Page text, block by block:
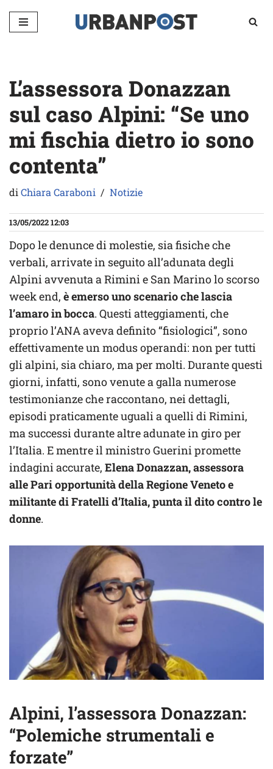
Vai
L’assessora Donazzan
sul caso Alpini: “Se uno
mi fischia dietro io sono
contenta”
diChiara Caraboni Notizie
13/05/2022 12:03
Dopo le denunce di molestie, sia fisiche che
verbali, arrivate in seguito all’adunata degli
Alpini avvenuta a Rimini e San Marino lo scorso
week end, è emerso uno scenario che lascia
l’amaro in bocca. Questi atteggiamenti, che
proprio l’ANA aveva definito “fisiologici”, sono
effettivamente un modus operandi: non per tutti
gli alpini, sia chiaro, ma per molti. Durante questi
giorni, infatti, sono venute a galla numerose
testimonianze che raccontano, nei dettagli,
episodi praticamente uguali a quelli di Rimini,
ma successi durante altre adunate in giro per
l’Italia. E mentre il ministro Guerini promette
indagini accurate, Elena Donazzan, assessora
alle Pari opportunità della Regione Veneto e
militante di Fratelli d’Italia, punta il dito contro le
donne.
Alpini, l’assessora Donazzan:
“Polemiche strumentali e
forzate”